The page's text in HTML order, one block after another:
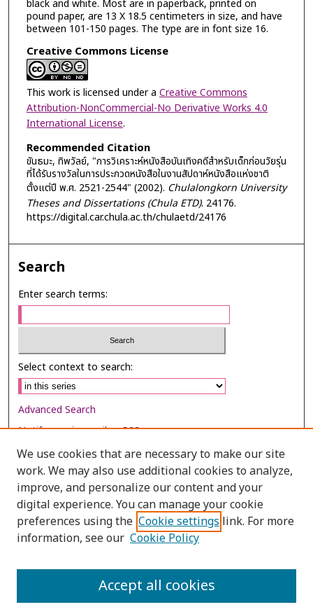
black and white. Most are in paperback, printed on
pound paper, are 13 X 18.5 centimeters in size, and have
between 101-150 pages. The type are in font size 16.
Creative Commons License
This work is licensed under a Creative Commons
Attribution-NonCommercial-No Derivative Works 4.0
International License.
Recommended Citation
ขันธมะ, ทิพวัลย์, "การวิเคราะห์หนังสือบันเทิงคดีสำหรับเด็กก่อนวัยรุ่น
ที่ได้รับรางวัลในการประกวดหนังสือในงานสัปดาห์หนังสือแห่งชาติ
ตั้งแต่ปี พ.ศ. 2521-2544" (2002). Chulalongkorn University
Theses and Dissertations (Chula ETD). 24176.
https://digital.car.chula.ac.th/chulaetd/24176
Search
Enter search terms:
Select context to search:
Advanced Search
Notify me via email orRSS
Browse
Collections
Disciplines
Authors
We use cookies that are necessary to make our site
work. We may also use additional cookies to analyze,
improve, and personalize our content and your
digital experience. You can manage your cookie
preferences using the Cookie settings link. For more
information, see our Cookie Policy
Accept all cookies